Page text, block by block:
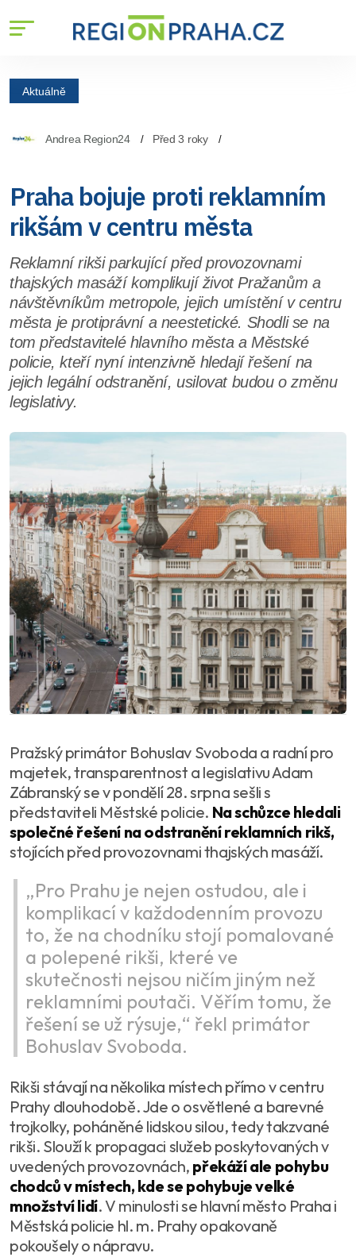
Aktuálně
Andrea Region24 Před 3 roky
Praha bojuje proti reklamním
rikšám v centru města
Reklamní rikši parkující před provozovnami
thajských masáží komplikují život Pražanům a
návštěvníkům metropole, jejich umístění v centru
města je protiprávní a neestetické. Shodli se na
tom představitelé hlavního města a Městské
policie, kteří nyní intenzivně hledají řešení na
jejich legální odstranění, usilovat budou o změnu
legislativy.
Pražský primátor Bohuslav Svoboda a radní pro
majetek, transparentnost a legislativu Adam
Zábranský se v pondělí 28. srpna sešli s
představiteli Městské policie. Na schůzce hledali
společné řešení na odstranění reklamních rikš,
stojících před provozovnami thajských masáží.
„Pro Prahu je nejen ostudou, ale i
komplikací v každodenním provozu
to, že na chodníku stojí pomalované
a polepené rikši, které ve
skutečnosti nejsou ničím jiným než
reklamními poutači. Věřím tomu, že
řešení se už rýsuje,“ řekl primátor
Bohuslav Svoboda.
Rikši stávají na několika místech přímo v centru
Prahy dlouhodobě. Jde o osvětlené a barevné
trojkolky, poháněné lidskou silou, tedy takzvané
rikši. Slouží k propagaci služeb poskytovaných v
uvedených provozovnách, překáží ale pohybu
chodců v místech, kde se pohybuje velké
množství lidí. V minulosti se hlavní město Praha i
Městská policie hl. m. Prahy opakovaně
pokoušely o nápravu.